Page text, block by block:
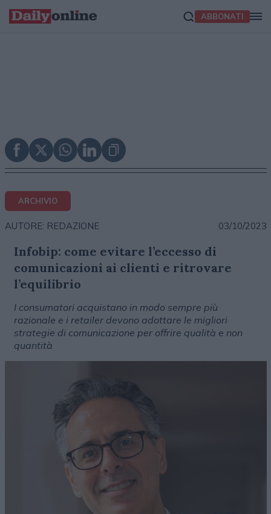
ABBONATI
ARCHIVIO
AUTORE: REDAZIONE 03/10/2023
Infobip: come evitare l’eccesso di
comunicazioni ai clienti e ritrovare
l’equilibrio
I consumatori acquistano in modo sempre più
razionale e i retailer devono adottare le migliori
strategie di comunicazione per offrire qualità e non
quantità